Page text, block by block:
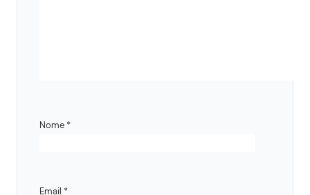
Nome *
Email *